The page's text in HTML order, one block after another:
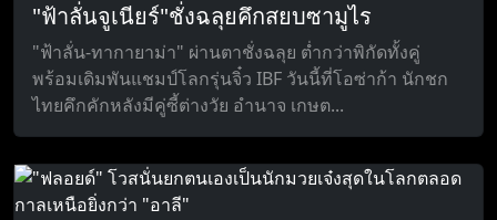
"ฟ้าลั่นจูเนียร์"ชั่งฉลุยคึกสยบซามูไร
"ฟ้าลั่น-ทากายาม่า" ผ่านตาชั่งฉลุย ต่ำกว่าพิกัดทั้งคู่
พร้อมเดิมพันแชมป์โลกรุ่นจิ๋ว IBF วันนี้ที่โอซ่าก้า นักชก
ไทยคึกคักหลังมีคู่ซี้ต่างวัย อำนาจ เกษต...